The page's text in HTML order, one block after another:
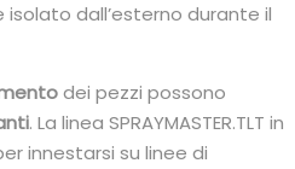
dall’esterno durante il
dei pezzi possono
. La linea SPRAYMASTER.TLT in
innestarsi su linee di